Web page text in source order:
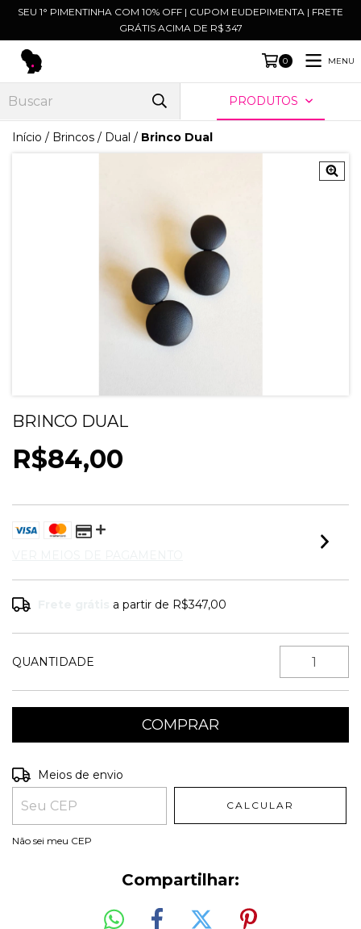
SEU 1° PIMENTINHA COM 10% OFF | CUPOM EUDEPIMENTA | FRETE
GRÁTIS ACIMA DE R$ 347
0 MENU
PRODUTOS
Início / Brincos / Dual / Brinco Dual
BRINCO DUAL
R$84,00
a partir de R$347,00
QUANTIDADE
Entregas para o CEP:
Meios de envio
CALCULAR
Não sei meu CEP
Compartilhar: